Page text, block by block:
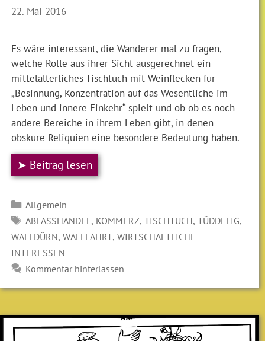
22. Mai 2016
Es wäre interessant, die Wanderer mal zu fragen,
welche Rolle aus ihrer Sicht ausgerechnet ein
mittelalterliches Tischtuch mit Weinflecken für
„Besinnung, Konzentration auf das Wesentliche im
Leben und innere Einkehr“ spielt und ob ob es noch
andere Bereiche in ihrem Leben gibt, in denen
obskure Reliquien eine besondere Bedeutung haben.
➤ Beitrag lesen
Kategorien
Allgemein
SCHLAGWÖRTER
ABLASSHANDEL , KOMMERZ, TISCHTUCH, TÜDDELIG,
WALLDÜRN,WALLFAHRT,WIRTSCHAFTLICHE
INTERESSEN
Kommentar hinterlassen